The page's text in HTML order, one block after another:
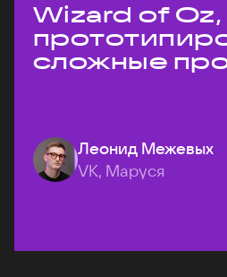
Wizard of Oz,
сложные
Леонид Межевых
VK, Маруся